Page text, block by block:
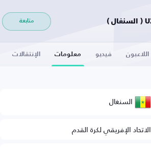
متابعة
اللاعبون فيديو معلومات الإنتقالات
السنغال
الاتحاد الإفريقي لكرة القدم